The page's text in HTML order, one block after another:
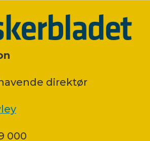
direktør
000